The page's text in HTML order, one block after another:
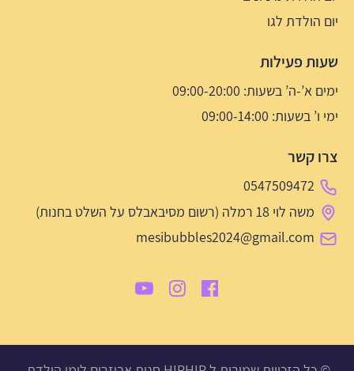
יום הולדת לגו
שעות פעילות
ימים א’-ה’ בשעות: 09:00-20:00
ימי ו’ בשעות: 09:00-14:00
צרו קשר
0547509472
משה לוי 18 רמלה (רשום מסיבאבלס על השלט בחנות)
mesibubbles2024@gmail.com